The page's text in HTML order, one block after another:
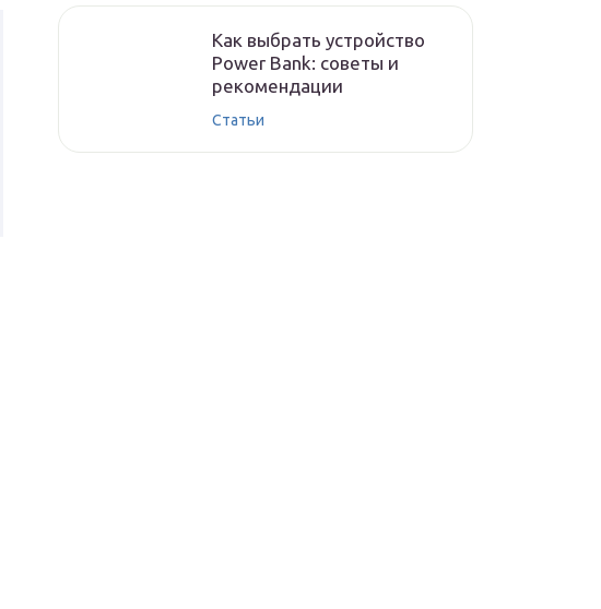
Как выбрать устройство
Power Bank: советы и
рекомендации
Статьи